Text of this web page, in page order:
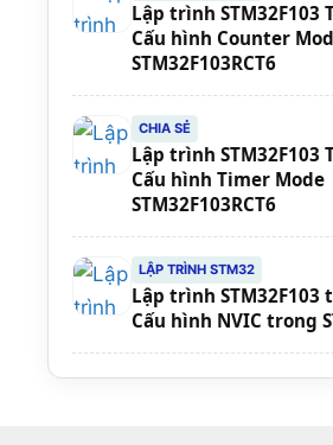
Lập trình STM32F103
Cấu hình Counter
STM32F103RCT6
CHIA SẺ
Lập trình STM32F103
Cấu hình Timer Mode
STM32F103RCT6
LẬP TRÌNH STM32
Lập trình STM32F103
Cấu hình NVIC trong